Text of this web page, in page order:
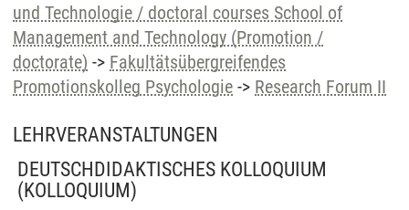
und Technologie / doctoral courses School of
Management and Technology (Promotion /
doctorate) -> Fakultätsübergreifendes
Promotionskolleg Psychologie -> Research Forum II
LEHRVERANSTALTUNGEN
DEUTSCHDIDAKTISCHES KOLLOQUIUM
(KOLLOQUIUM)